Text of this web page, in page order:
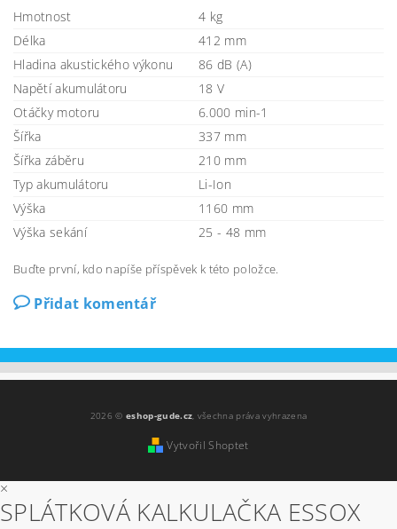
Hmotnost
4 kg
Délka
412 mm
Hladina akustického výkonu
86 dB (A)
Napětí akumulátoru
18 V
Otáčky motoru
6.000 min-1
Šířka
337 mm
Šířka záběru
210 mm
Typ akumulátoru
Li-Ion
Výška
1160 mm
Výška sekání
25 - 48 mm
Buďte první, kdo napíše příspěvek k této položce.
Přidat komentář
2026 ©eshop-gude.cz, všechna práva vyhrazena
Vytvořil Shoptet
×
SPLÁTKOVÁ KALKULAČKA ESSOX